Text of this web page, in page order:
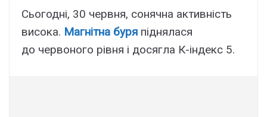
Сьогодні, 30 червня, сонячна активність
висока. Магнітна буря піднялася
до червоного рівня і досягла К-індекс 5.